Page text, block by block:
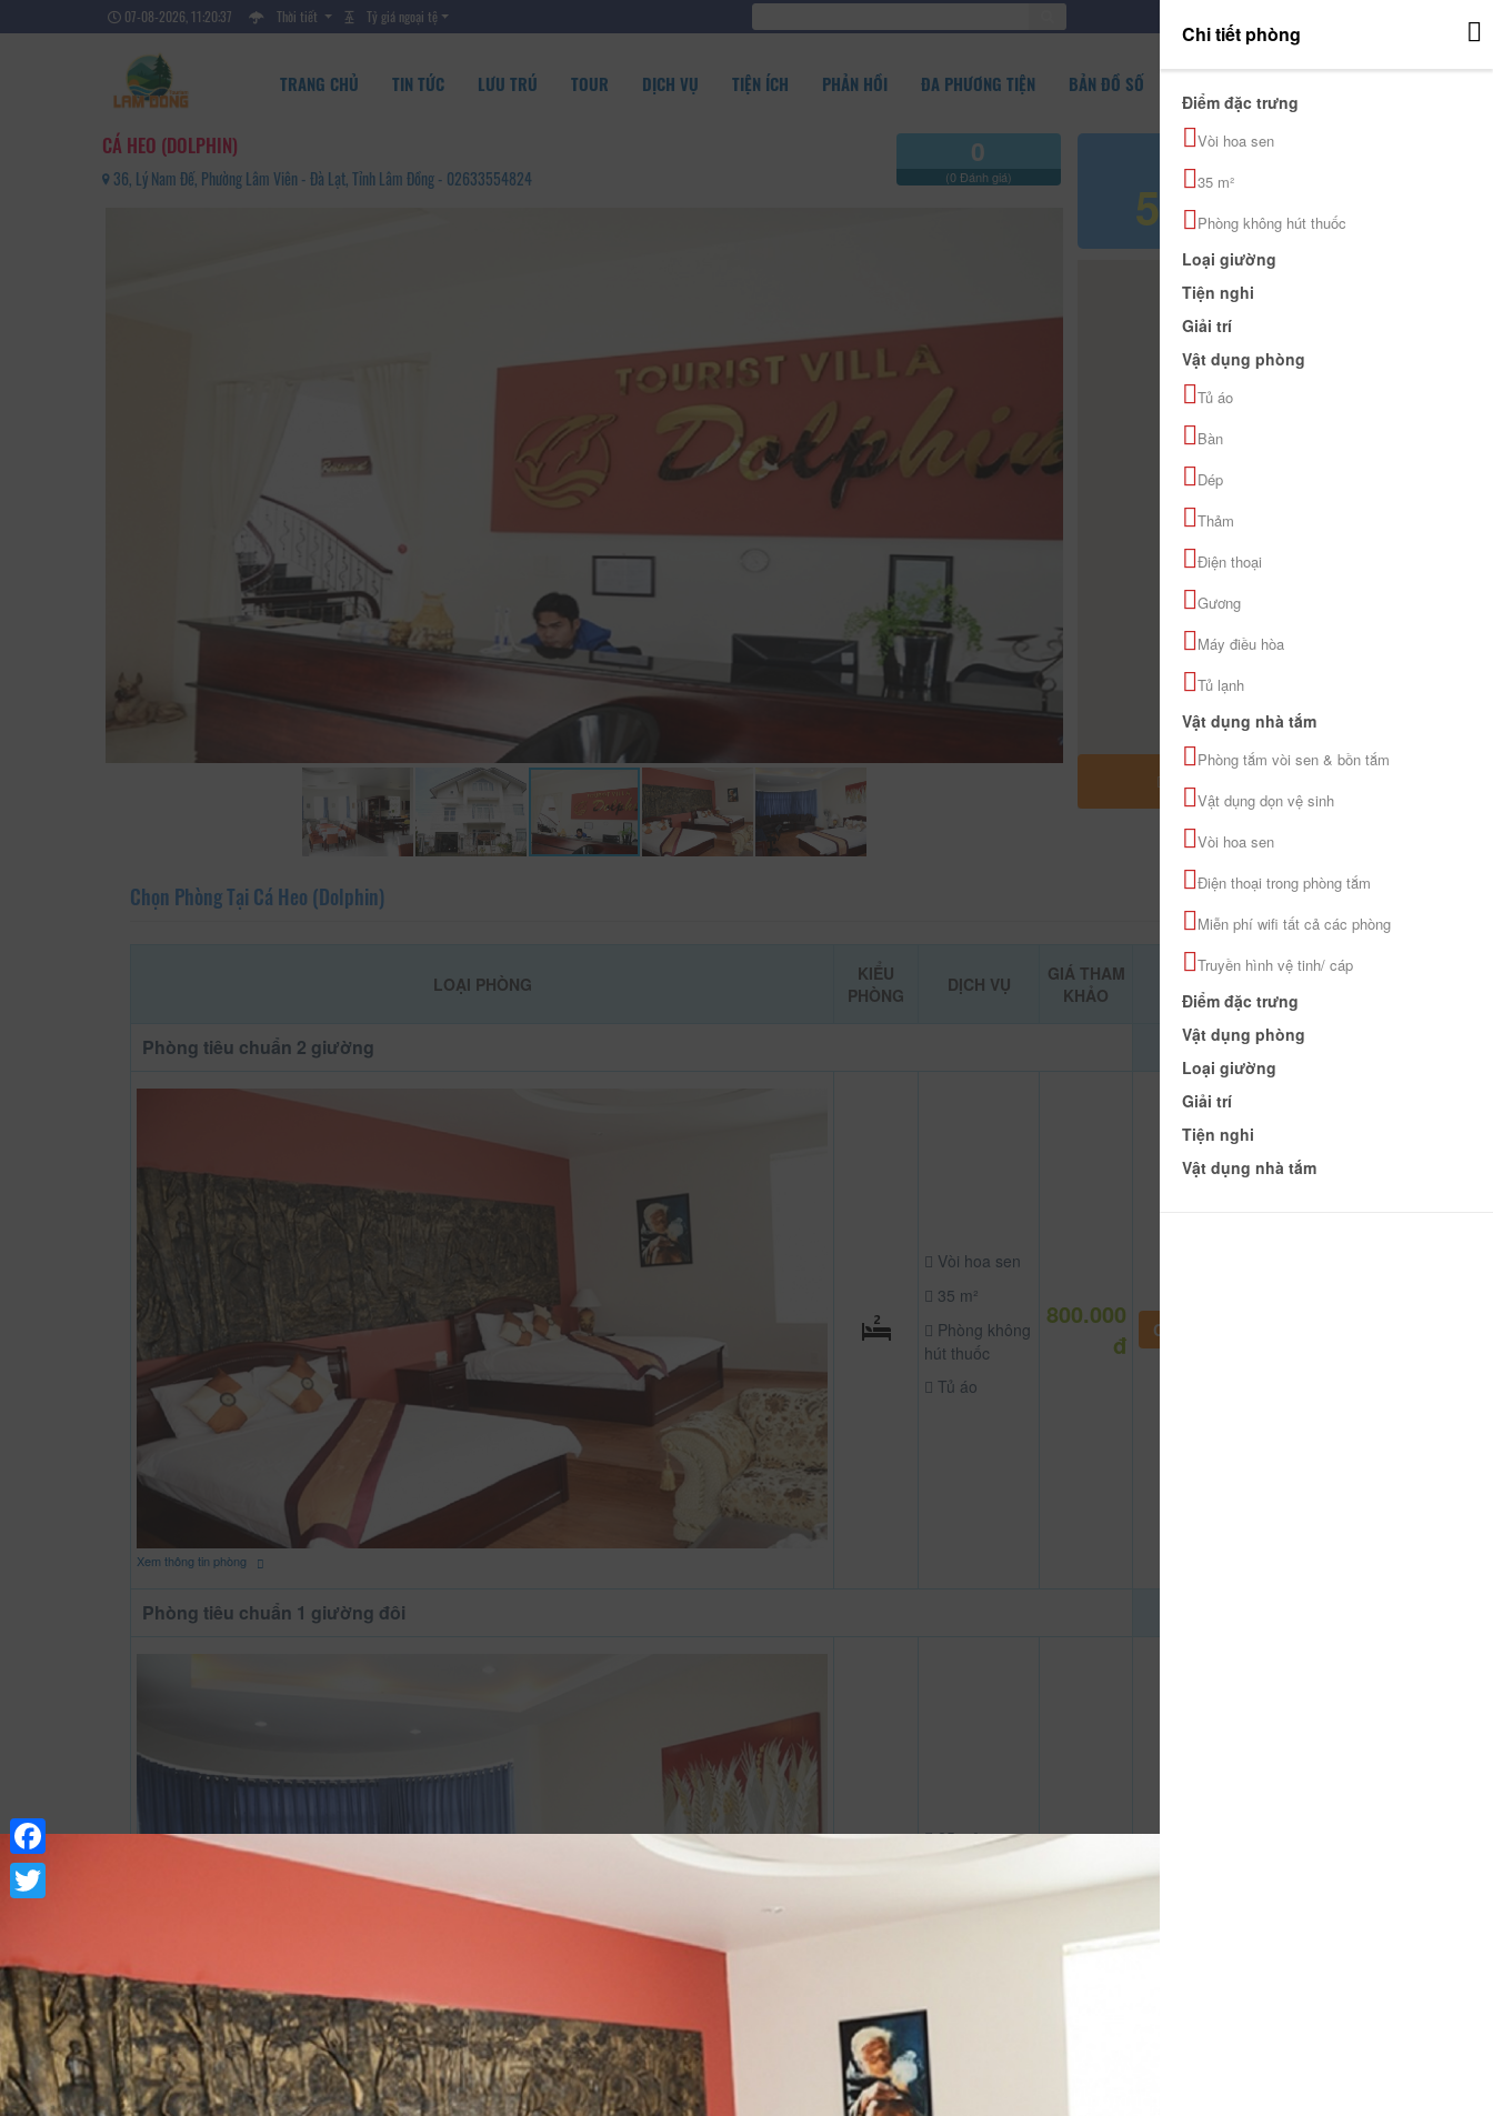
07-08-2026, 11:20:39 Thời tiết Tỷ giá ngoại tệ
TRANG CHỦ TIN TỨC LƯU TRÚ TOUR DỊCH VỤ TIỆN ÍCH PHẢN HỒI ĐA PHƯƠNG TIỆN BẢN ĐỒ SỐ
CÁ HEO (DOLPHIN)
36, Lý Nam Đế, Phường Lâm Viên - Đà Lạt, Tỉnh Lâm Đồng - 02633554824
0
(0 Đánh giá)
Giá tham khảo
500.000 đ
Chọn Phòng Tại Cá Heo (Dolphin)
LOẠI PHÒNG
KIỂU
PHÒNG
DỊCH VỤ
GIÁ THAM
KHẢO
Phòng tiêu chuẩn 2 giường
Xem thông tin phòng
Vòi hoa sen
35 m²
Phòng không
hút thuốc
Tủ áo
800.000
đ
CHƯA KHAI BÁO PHÒNG
Phòng tiêu chuẩn 1 giường đôi
25 m²
600.000
Chi tiết phòng
Điểm đặc trưng
Vòi hoa sen
35 m²
Phòng không hút thuốc
Loại giường
Tiện nghi
Giải trí
Vật dụng phòng
Tủ áo
Bàn
Dép
Thảm
Điện thoại
Gương
Máy điều hòa
Tủ lạnh
Vật dụng nhà tắm
Phòng tắm vòi sen & bồn tắm
Vật dụng dọn vệ sinh
Vòi hoa sen
Điện thoại trong phòng tắm
Miễn phí wifi tất cả các phòng
Truyền hình vệ tinh/ cáp
Điểm đặc trưng
Vật dụng phòng
Loại giường
Giải trí
Tiện nghi
Vật dụng nhà tắm
Facebook